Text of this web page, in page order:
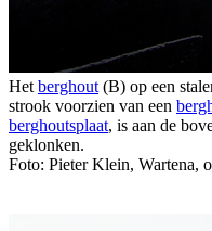
Het berghout (B) op een
strook voorzien van een
berghoutsplaat, is aan de
geklonken.
Foto: Pieter Klein, Wartena,